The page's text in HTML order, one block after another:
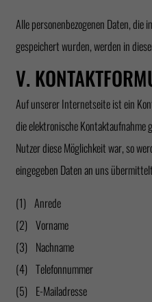
Alle personenbezogenen Daten, die
gespeichert wurden, werden in
V.
Auf unserer Internetseite ist ein
die elektronische Kontaktaufnahme
Nutzer diese Möglichkeit war, so
eingegeben Daten an uns
(1) Anrede
(2) Vorname
(3) Nachname
(4) Telefonnummer
(5) E-Mailadresse